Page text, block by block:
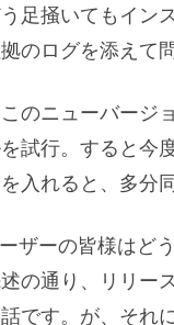
足掻いてもイン
のログを添えて
のニューバージ
試行。すると今
入れると、多分
ザーの皆様はど
の通り、リリー
です。が、それ